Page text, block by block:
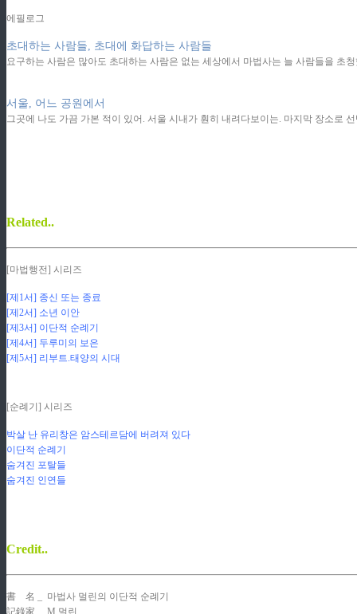
에필로그
초대하는 사람들, 초대에 화답하는 사람들
요구하는 사람은 많아도 초대하는 사람은 없는 세상에서 마법사는 늘 사람들을
서울, 어느 공원에서
그곳에 나도 가끔 가본 적이 있어. 서울 시내가 훤히 내려다보이는. 마지막 장소로
Related..
[마법행전] 시리즈
[제1서] 종신 또는 종료
[제2서] 소년 이안
[제3서] 이단적 순례기
[제4서] 두루미의 보은
[제5서] 리부트.태양의 시대
[순례기] 시리즈
박살 난 유리창은 암스테르담에 버려져 있다
이단적 순례기
숨겨진 포탈들
숨겨진 인연들
Credit..
書
名 _ 마법사 멀린의 이단적 순례기
記錄家 _ M.멀린